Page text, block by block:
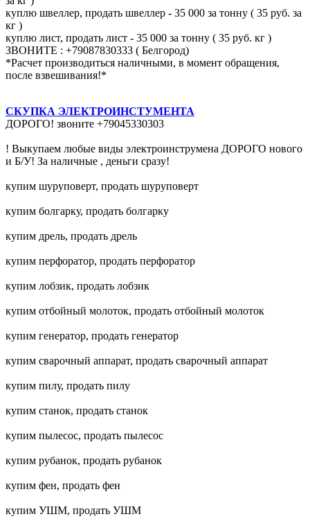
куплю швеллер, продать швеллер - 35 000 за тонну ( 35 руб. за
кг )
куплю лист, продать лист - 35 000 за тонну ( 35 руб. кг )
ЗВОНИТЕ : +79087830333 ( Белгород)
*Расчет производиться наличными, в момент обращения,
после взвешивания!*
СКУПКА ЭЛЕКТРОИНСТУМЕНТА
ДОРОГО! звоните +79045330303
! Выкупаем любые виды электроинструмена ДОРОГО нового
и Б/У! За наличные , деньги сразу!
купим шуруповерт, продать шуруповерт
купим болгарку, продать болгарку
купим дрель, продать дрель
купим перфоратор, продать перфоратор
купим лобзик, продать лобзик
купим отбойный молоток, продать отбойный молоток
купим генератор, продать генератор
купим сварочный аппарат, продать сварочный аппарат
купим пилу, продать пилу
купим станок, продать станок
купим пылесос, продать пылесос
купим рубанок, продать рубанок
купим фен, продать фен
купим УШМ, продать УШМ